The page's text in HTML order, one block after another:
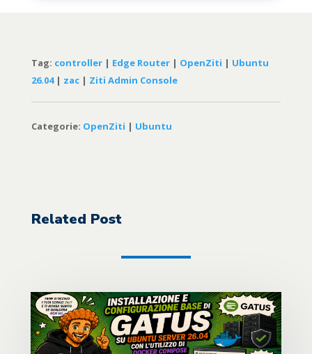
Tag: controller| Edge Router| OpenZiti | Ubuntu
26.04| zac| Ziti Admin Console
Categorie: OpenZiti | Ubuntu
Related Post